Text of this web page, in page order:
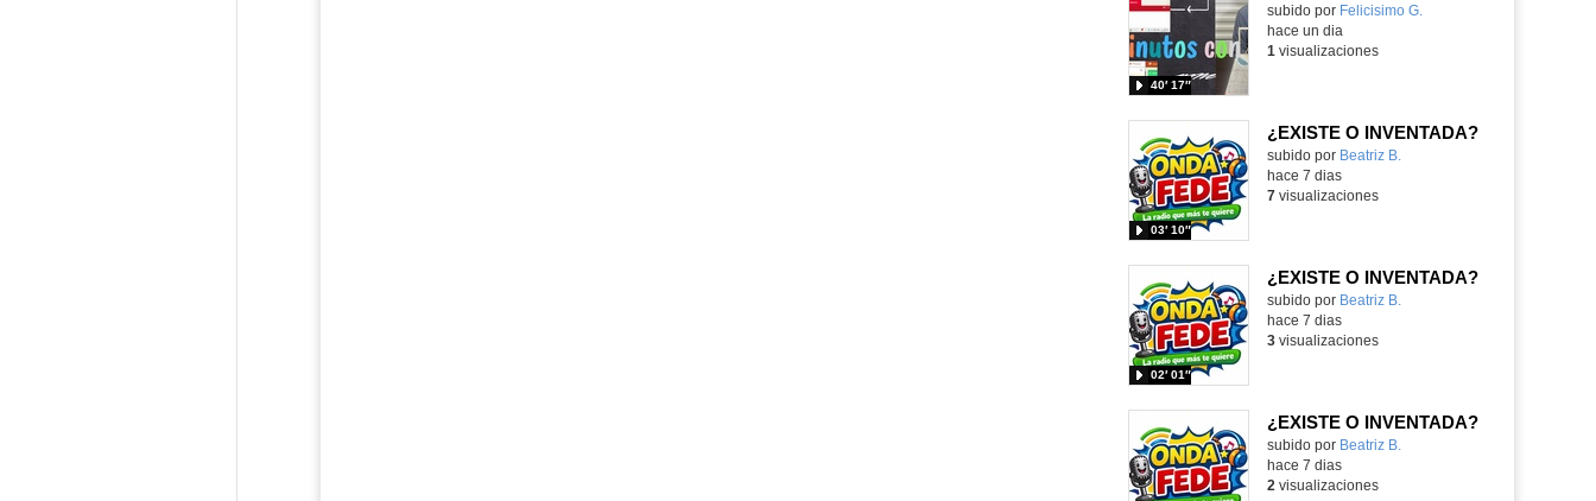
Contenido educativo.
subido por Felicisimo G.
40′ 17″
hace un dia
1 visualizaciones
¿EXISTE O INVENTADA?
Contenido educativo.
subido por Beatriz B.
03′ 10″
hace 7 dias
7visualizaciones
¿EXISTE O INVENTADA?
Contenido educativo.
subido por Beatriz B.
02′ 01″
hace 7 dias
3visualizaciones
¿EXISTE O INVENTADA?
Contenido educativo.
subido por Beatriz B.
hace 7 dias
2 visualizaciones